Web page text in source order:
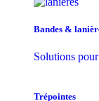
Bandes &
Solutions
Trépointes